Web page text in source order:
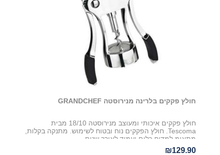
חולץ פקקים בלרינה מנירוסטה GRANDCHEF
חולץ פקקים איכותי ומעוצב מנירוסטה 18/10 מבית
Tescoma. חולץ הפקקים נוח ובטוח לשימוש. מתנקה בקלות,
מתאימ למדיח כלים ועמיד לאורך שנים
₪129.90